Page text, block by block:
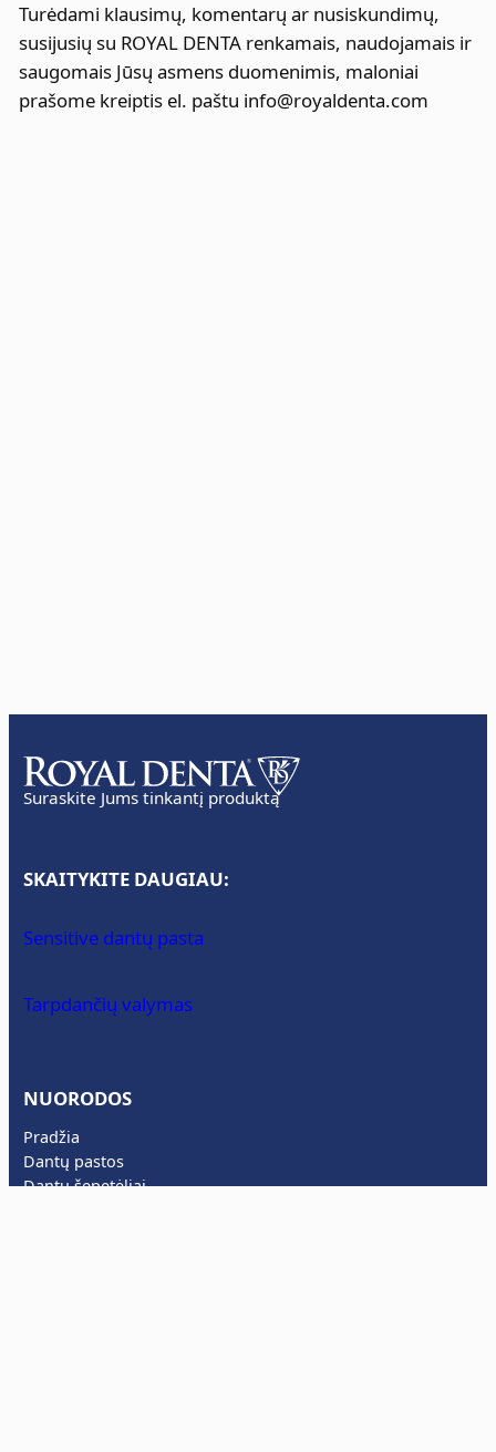
Turėdami klausimų, komentarų ar nusiskundimų,
susijusių su ROYAL DENTA renkamais, naudojamais ir
saugomais Jūsų asmens duomenimis, maloniai
prašome kreiptis el. paštu info@royaldenta.com
Suraskite Jums tinkantį produktą
SKAITYKITE DAUGIAU:
Sensitive dantų pasta
Tarpdančių valymas
NUORODOS
Pradžia
Dantų pastos
Dantų šepetėliai